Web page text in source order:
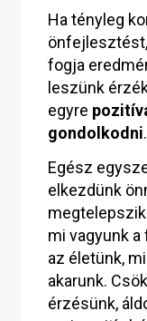
Ha tényleg
fogja
leszünk
egyre
gondolkodni.
Egész
elkezdünk
mi vagyunk
az életünk,
akarunk.
érzésünk,